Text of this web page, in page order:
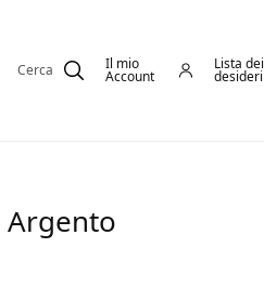
Cerca Il mio
Account
Lista dei
desideri
Argento